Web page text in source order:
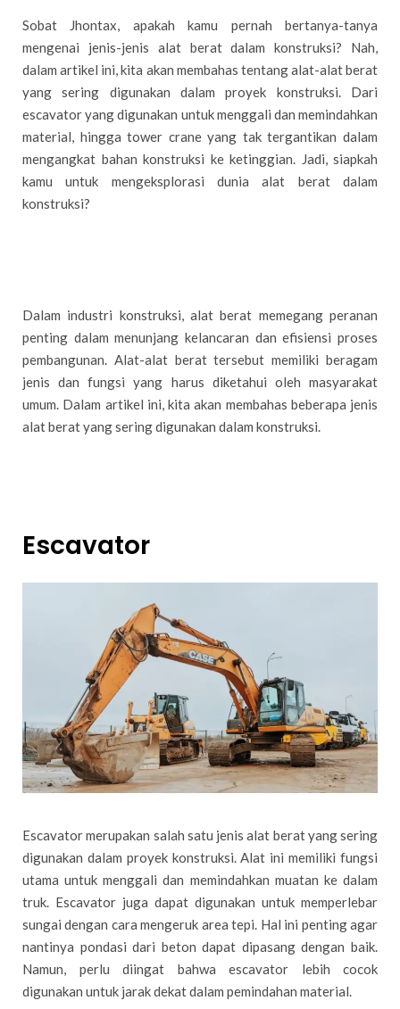
Sobat Jhontax, apakah kamu pernah bertanya-tanya
mengenai jenis-jenis alat berat dalam konstruksi? Nah,
dalam artikel ini, kita akan membahas tentang alat-alat berat
yang sering digunakan dalam proyek konstruksi. Dari
escavator yang digunakan untuk menggali dan memindahkan
material, hingga tower crane yang tak tergantikan dalam
mengangkat bahan konstruksi ke ketinggian. Jadi, siapkah
kamu untuk mengeksplorasi dunia alat berat dalam
konstruksi?
Dalam industri konstruksi, alat berat memegang peranan
penting dalam menunjang kelancaran dan efisiensi proses
pembangunan. Alat-alat berat tersebut memiliki beragam
jenis dan fungsi yang harus diketahui oleh masyarakat
umum. Dalam artikel ini, kita akan membahas beberapa jenis
alat berat yang sering digunakan dalam konstruksi.
Escavator
Escavator merupakan salah satu jenis alat berat yang sering
digunakan dalam proyek konstruksi. Alat ini memiliki fungsi
utama untuk menggali dan memindahkan muatan ke dalam
truk. Escavator juga dapat digunakan untuk memperlebar
sungai dengan cara mengeruk area tepi. Hal ini penting agar
nantinya pondasi dari beton dapat dipasang dengan baik.
Namun, perlu diingat bahwa escavator lebih cocok
digunakan untuk jarak dekat dalam pemindahan material.